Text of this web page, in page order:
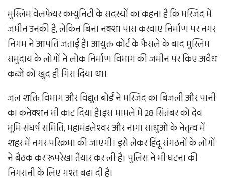
मुस्लिम वेलफेयर कम्युनिटी के सदस्यों का कहना है कि मस्जिद में
जमीन उनकी है, लेकिन बिना नक्शा पास करवाए निर्माण पर नगर
निगम ने आपत्ति जताई है। आयुक्त कोर्ट के फैसले के बाद मुस्लिम
समुदाय के लोगों ने लोक निर्माण विभाग की जमीन पर किए अवैध
कब्जे को खुद ही गिरा दिया था।
जल शक्ति विभाग और विद्युत बोर्ड ने मस्जिद का बिजली और पानी
का कनेक्शन भी काट दिया है।इस मामले में 28 सितंबर को देव
भूमि संघर्ष समिति, महामंडलेश्वर और नागा साधुओं के नेतृत्व में
शहर में नगर परिक्रमा की जाएगी। इसे लेकर हिंदू संगठनों के लोगों
ने बैठक कर रूपरेखा तैयार कर ली है। पुलिस ने भी घटना की
निगरानी के लिए गश्त बढ़ा दी है।